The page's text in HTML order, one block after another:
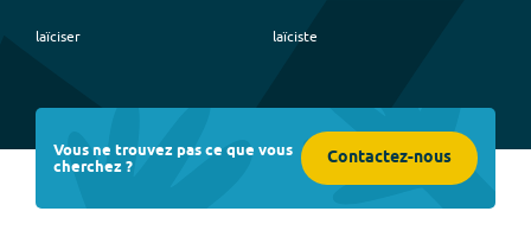
laïciser laïciste
Vous ne trouvez pas ce que vous
cherchez ? Contactez-nous